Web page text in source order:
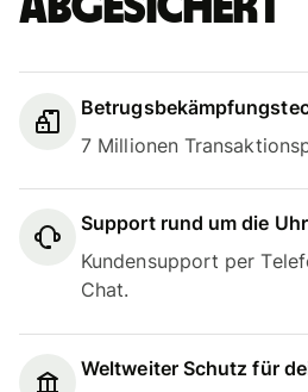
7 Millionen
Support rund um die Uhr
Kundensupport per
Chat.
Weltweiter Schutz für